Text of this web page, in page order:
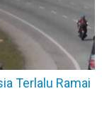
Terlalu Ramai